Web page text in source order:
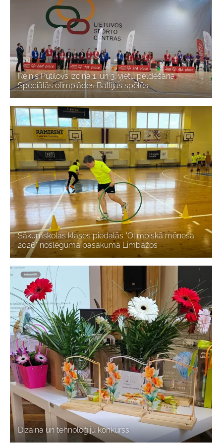
Reinis Putilovs izcīna 1. un 3. vietu peldēšanā
Speciālās olimpiādes Baltijas spēlēs
Sākumskolas klases piedalās "Olimpiskā mēneša
2026" noslēguma pasākumā Limbažos
Dizaina un tehnoloģiju konkurss